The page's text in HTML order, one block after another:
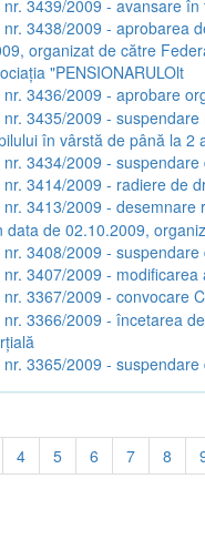
nr. 3439/2009 - avansare
nr. 3438/2009 - aprobarea
organizat de către
"PENSIONARULOlt
nr. 3436/2009 - aprobare
nr. 3435/2009 -
în vârstă de până la 2
nr. 3434/2009 -
nr. 3414/2009 - radiere de
nr. 3413/2009 -
data de 02.10.2009,
nr. 3408/2009 -
nr. 3407/2009 -
nr. 3367/2009 - convocare
nr. 3366/2009 - încetarea
nr. 3365/2009 -
4 5 6 7 8